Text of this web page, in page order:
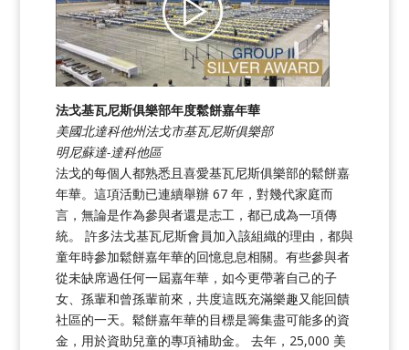
法戈基瓦尼斯俱樂部年度鬆餅嘉年華
美國北達科他州法戈市基瓦尼斯俱樂部
明尼蘇達-達科他區
法戈的每個人都熟悉且喜愛基瓦尼斯俱樂部的鬆餅嘉
年華。這項活動已連續舉辦 67 年，對幾代家庭而
言，無論是作為參與者還是志工，都已成為一項傳
統。 許多法戈基瓦尼斯會員加入該組織的理由，都與
童年時參加鬆餅嘉年華的回憶息息相關。有些參與者
從未缺席過任何一屆嘉年華，如今更帶著自己的子
女、孫輩和曾孫輩前來，共度這既充滿樂趣又能回饋
社區的一天。鬆餅嘉年華的目標是籌集盡可能多的資
金，用於資助兒童的專項補助金。 去年，25,000 美